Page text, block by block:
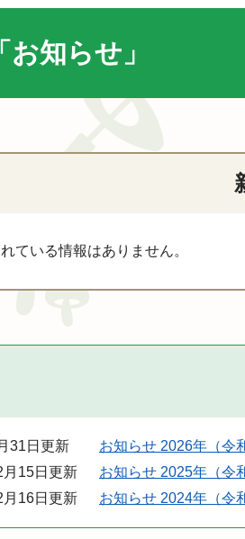
知らせ」
ている情報はありません。
31日更新
お知らせ 2026年（令
月15日更新
お知らせ 2025年（令
月16日更新
お知らせ 2024年（令